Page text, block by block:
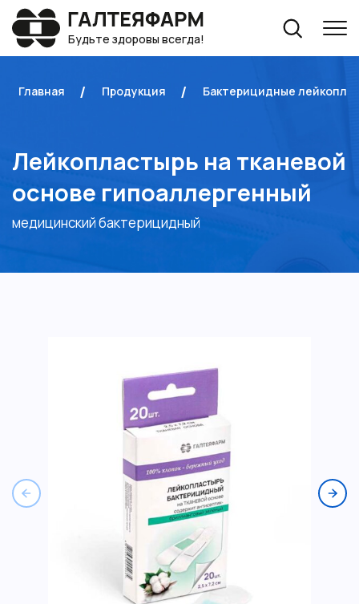
Будьте здоровы всегда!
Главная Продукция Бактерицидные
Лейкопластырь на тканевой
основе гипоаллергенный
медицинский бактерицидный